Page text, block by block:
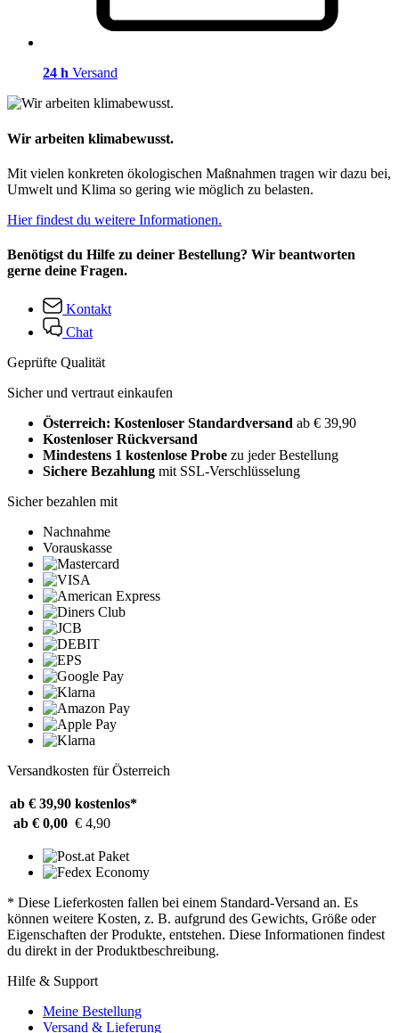
24 h Versand
Wir arbeiten klimabewusst.
Mit vielen konkreten ökologischen Maßnahmen tragen wir dazu bei,
Umwelt und Klima so gering wie möglich zu belasten.
Hier findest du weitere Informationen.
Benötigst du Hilfe zu deiner Bestellung? Wir beantworten
gerne deine Fragen.
Kontakt
Chat
Geprüfte Qualität
Sicher und vertraut einkaufen
Österreich: Kostenloser Standardversand ab € 39,90
Kostenloser Rückversand
Mindestens 1 kostenlose Probe zu jeder Bestellung
Sichere Bezahlung mit SSL-Verschlüsselung
Sicher bezahlen mit
Nachnahme
Vorauskasse
Versandkosten für Österreich
ab € 39,90 kostenlos*
ab € 0,00 € 4,90
* Diese Lieferkosten fallen bei einem Standard-Versand an. Es
können weitere Kosten, z. B. aufgrund des Gewichts, Größe oder
Eigenschaften der Produkte, entstehen. Diese Informationen findest
du direkt in der Produktbeschreibung.
Hilfe & Support
Meine Bestellung
Versand & Lieferung